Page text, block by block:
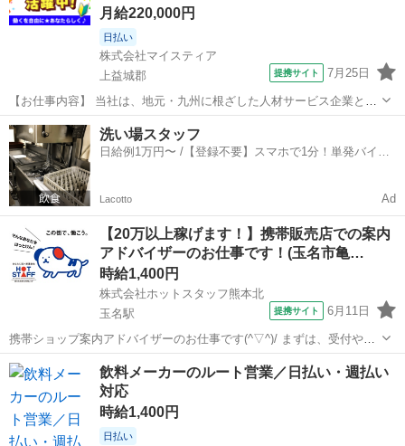
月給220,000円
日払い
株式会社マイスティア
上益城郡
提携サイト 7月25日
【お仕事内容】 当社は、地元・九州に根ざした人材サービス企業とし
て、地域企業の成長を支える事業を展開しています。 本ポジションで
は、当社の主力事業である?人材派遣・人材紹介サービスの営業担当?
としてご活躍いただける方を募集し...
熊本 上益城郡 営業
洗い場スタッフ
日給例1万円〜 /【登録不要】スマホで1分！単発バイト
Lacotto Ad
【20万以上稼げます！】携帯販売店での案内
アドバイザーのお仕事です！(玉名市亀…
時給1,400円
株式会社ホットスタッフ熊本北
玉名駅
提携サイト 6月11日
携帯ショップ案内アドバイザーのお仕事です(^▽^)/ まずは、受付やプ
ランの案内、プランの提案、登録等をしていただきます。 初めての方
でも、優しい先輩方が一つ一つ教えてくれるので安心ですよ。 お客様
対応以外にも、店内のポ...
熊本 玉名駅
飲料メーカーのルート営業／日払い・週払い
対応
時給1,400円
日払い